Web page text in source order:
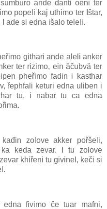
ande danti oeni ter
popeli kaj uthimo ter Ištar,
ade si edna išalo teleli.
githari ande aleli anker
ter rizimo, ein ăčubvă ter
pheřimo fadin i kasthar
řephfali keturi edna uliben i
tu, i nabar tu ca edna
zolove akker pořšeli,
keda zevar. I tu zolove
khiřeni tu givinel, keči si
fivimo če tuar mafni,